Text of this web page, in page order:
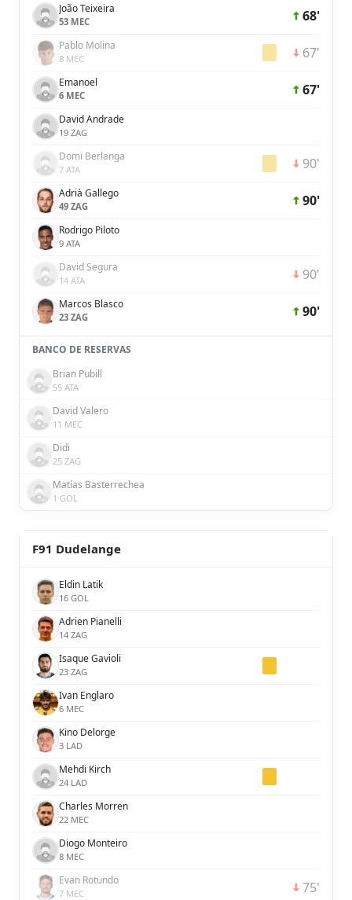
João Teixeira
53 MEC 68'
Pablo Molina
8 MEC 67'
Emanoel
6 MEC 67'
David Andrade
19 ZAG
Domi Berlanga
7 ATA 90'
Adrià Gallego
49 ZAG 90'
Rodrigo Piloto
9 ATA
David Segura
14 ATA 90'
Marcos Blasco
23 ZAG 90'
BANCO DE RESERVAS
Brian Pubill
55 ATA
David Valero
11 MEC
Didi
25 ZAG
Matías Basterrechea
1 GOL
F91 Dudelange
Eldin Latik
16 GOL
Adrien Pianelli
14 ZAG
Isaque Gavioli
23 ZAG
Ivan Englaro
6 MEC
Kino Delorge
3 LAD
Mehdi Kirch
24 LAD
Charles Morren
22 MEC
Diogo Monteiro
8 MEC
Evan Rotundo
7 MEC 75'